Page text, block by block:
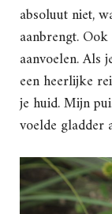
absoluut niet,
aanbrengt.
aanvoelen. Als
een heerlijke
je huid. Mijn
voelde gladder